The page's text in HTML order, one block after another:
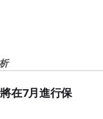
在7月進行保